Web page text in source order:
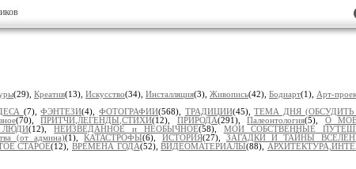
(29), Креатив(13), Искусство(34), Инсталляция(3), Живопись(42), Бодиарт(1), Арт-
(7),ФЭНТЕЗИ(4),ФОТОГРАФИИ(568), ТРАДИЦИИ(45),ТЕМА ДНЯ (ОБСУДИТЬ
(70),ПРИТЧИ,ЛЕГЕНДЫ,СТИХИ(12), ПРИРОДА(291),Палеонтология(5), О
ЛЮДИ(12),НЕИЗВЕДАННОЕ и НЕОБЫЧНОЕ(58), МОИ СОБСТВЕННЫЕ
(от админа)(1),КАТАСТРОФЫ(6), ИСТОРИЯ(27), ЗАГАДКИ И ТАЙНЫ
СТАРОЕ(12),ВРЕМЕНА ГОДА(52),ВИДЕОМАТЕРИАЛЫ(88),